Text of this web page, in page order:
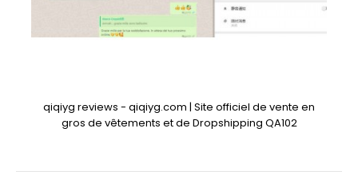
qiqiyg reviews - qiqiyg.com | Site officiel de vente en
gros de vêtements et de Dropshipping QA102